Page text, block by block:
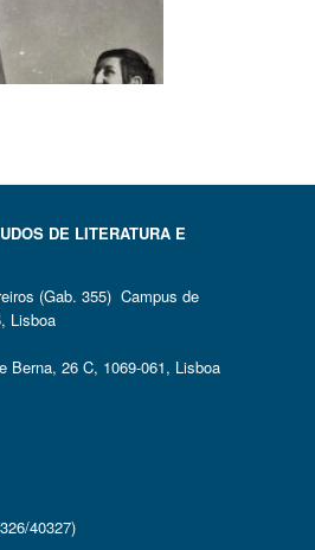
DE LITERATURA E
(Gab. 355) Campus de
Lisboa
Berna, 26 C, 1069-061, Lisboa
40327)